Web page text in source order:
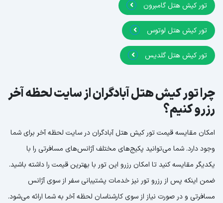
تور کیش هتل گامبرون
تور کیش هتل لوتوس
تور کیش هتل گلدیس
چرا تور کیش هتل آبادگران از سایت لحظه آخر
رزرو کنیم؟
امکان مقایسه قیمت تور کیش هتل آبادگران در سایت لحظه آخر برای شما
وجود دارد. شما می‌توانید پکیج‌های مختلف آژانس‌های مسافرتی را با
یکدیگر مقایسه کنید تا امکان رزرو این تور با بهترین قیمت را داشته باشید.
ضمن اینکه پس از رزرو تور نیز خدمات پشتیبانی سفر از سوی آژانس
مسافرتی و در صورت نیاز از سوی کارشناسان لحظه آخر به شما ارائه می‌شود.